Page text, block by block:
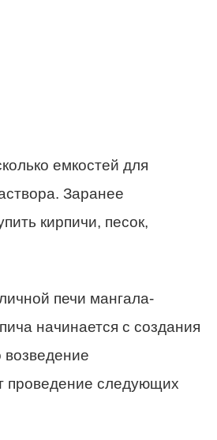
емкостей для
Заранее
кирпичи, песок,
печи мангала-
начинается с создания
проведение следующих